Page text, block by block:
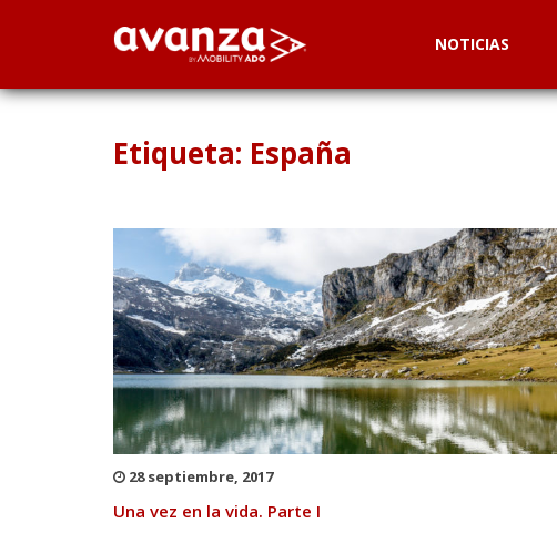
NOTICIAS
Etiqueta: España
28 septiembre, 2017
Una vez en la vida. Parte I